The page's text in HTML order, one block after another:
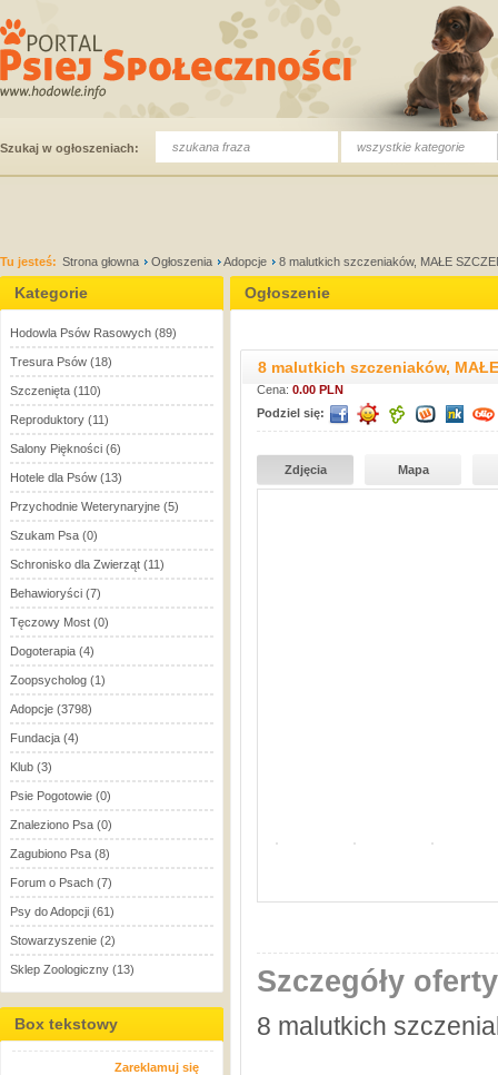
Szukaj w ogłoszeniach: wszystkie kategorie
Tu jesteś: Strona głowna Ogłoszenia Adopcje 8 malutkich szczeniaków, MAŁE
Kategorie
Hodowla Psów Rasowych (89)
Tresura Psów (18)
Szczenięta (110)
Reproduktory (11)
Salony Piękności (6)
Hotele dla Psów (13)
Przychodnie Weterynaryjne (5)
Szukam Psa (0)
Schronisko dla Zwierząt (11)
Behawioryści (7)
Tęczowy Most (0)
Dogoterapia (4)
Zoopsycholog (1)
Adopcje (3798)
Fundacja (4)
Klub (3)
Psie Pogotowie (0)
Znaleziono Psa (0)
Zagubiono Psa (8)
Forum o Psach (7)
Psy do Adopcji (61)
Stowarzyszenie (2)
Sklep Zoologiczny (13)
Box tekstowy
Zareklamuj się
Ogłoszenie
8 malutkich szczeniaków,
Cena: 0.00 PLN
Podziel się:
Zdjęcia Mapa
Szczegóły
8 malutkich